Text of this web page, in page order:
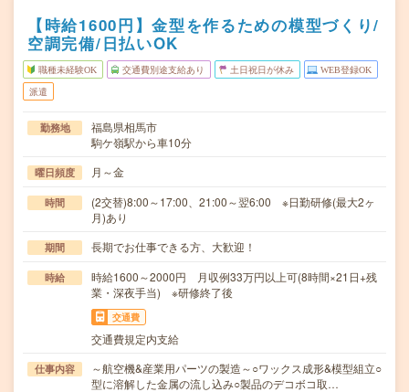
【時給1600円】金型を作るための模型づくり/
空調完備/日払いOK
職種未経験OK 交通費別途支給あり 土日祝日が休み WEB登録OK
派遣
勤務地
福島県相馬市
駒ケ嶺駅から車10分
曜日頻度 月～金
時間
(2交替)8:00～17:00、21:00～翌6:00 ※日勤研修(最大2ヶ
月)あり
期間 長期でお仕事できる方、大歓迎！
時給
時給1600～2000円 月収例33万円以上可(8時間×21日+残
業・深夜手当) ※研修終了後
交通費
交通費規定内支給
仕事内容
～航空機&産業用パーツの製造～○ワックス成形&模型組立○
型に溶解した金属の流し込み○製品のデコボコ取…